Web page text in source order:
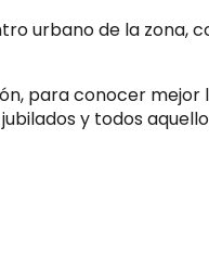
urbano de la zona,
para conocer mejor
y todos